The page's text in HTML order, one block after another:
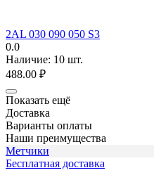
2AL 030 090 050 S3
0.0
Наличие: 10 шт.
488.00 ₽
Показать ещё
Доставка
Варианты оплаты
Наши преимущества
Метчики
Бесплатная доставка